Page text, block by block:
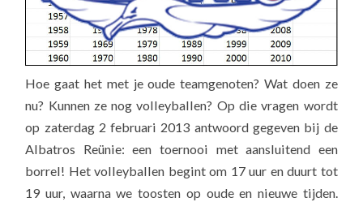
Hoe gaat het met je oude teamgenoten? Wat doen ze
nu? Kunnen ze nog volleyballen? Op die vragen wordt
op zaterdag 2 februari 2013 antwoord gegeven bij de
Albatros Reünie: een toernooi met aansluitend een
borrel! Het volleyballen begint om 17 uur en duurt tot
19 uur, waarna we toosten op oude en nieuwe tijden.